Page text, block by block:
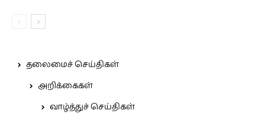
தலைமைச் செய்திகள்
அறிக்கைகள்
வாழ்த்துச் செய்திகள்